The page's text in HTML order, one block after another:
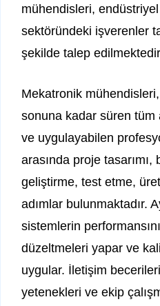
mühendisleri,
sektöründeki işverenler
şekilde talep
Mekatronik
sonuna kadar süren tüm
ve uygulayabilen
arasında proje
geliştirme, test etme,
adımlar bulunmaktadır.
sistemlerin
düzeltmeleri yapar ve
uygular. İletişim
yetenekleri ve ekip